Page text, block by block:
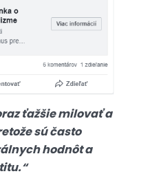
ťažšie milovať a
sú často
hodnôt a